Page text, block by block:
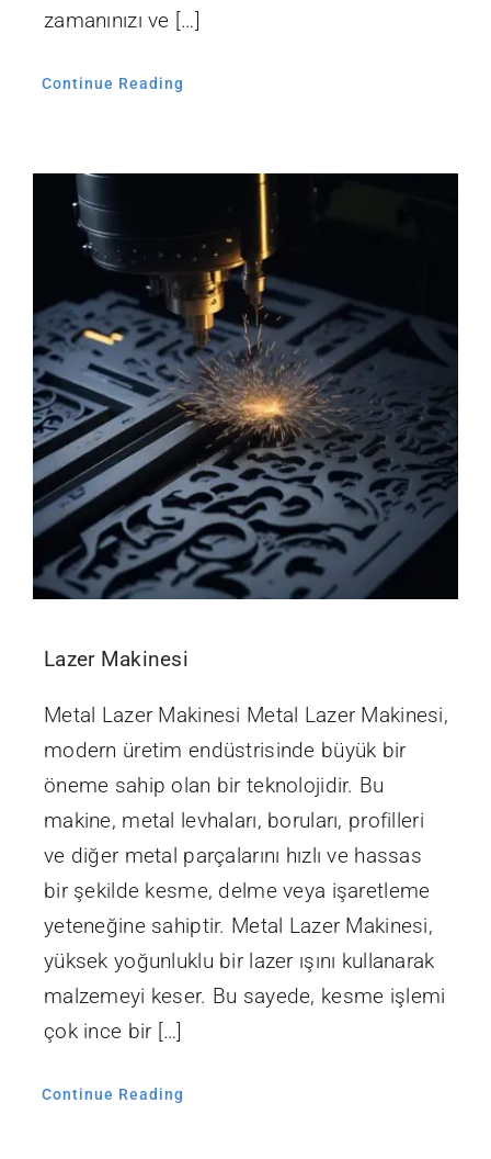
zamanınızı ve […]
Continue Reading
Lazer Makinesi
Metal Lazer Makinesi Metal Lazer Makinesi,
modern üretim endüstrisinde büyük bir
öneme sahip olan bir teknolojidir. Bu
makine, metal levhaları, boruları, profilleri
ve diğer metal parçalarını hızlı ve hassas
bir şekilde kesme, delme veya işaretleme
yeteneğine sahiptir. Metal Lazer Makinesi,
yüksek yoğunluklu bir lazer ışını kullanarak
malzemeyi keser. Bu sayede, kesme işlemi
çok ince bir […]
Continue Reading